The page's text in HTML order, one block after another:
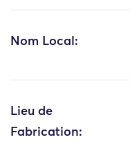
Nom Local:
Lieu de
Fabrication: